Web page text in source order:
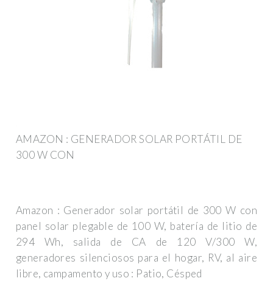
AMAZON : GENERADOR SOLAR PORTÁTIL DE
300 W CON
Amazon : Generador solar portátil de 300 W con
panel solar plegable de 100 W, batería de litio de
294 Wh, salida de CA de 120 V/300 W,
generadores silenciosos para el hogar, RV, al aire
libre, campamento y uso : Patio, Césped